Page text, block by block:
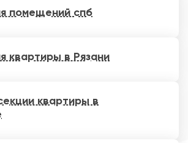
помещений спб
квартиры в Рязани
квартиры в